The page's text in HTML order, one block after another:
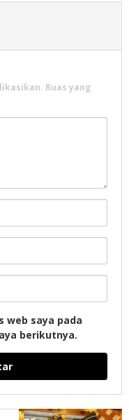
Ruas yang
web saya pada
berikutnya.